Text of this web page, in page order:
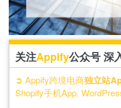
关注Appify公众号 深
➲ Appify跨境电商独立站
Shopify手机App,